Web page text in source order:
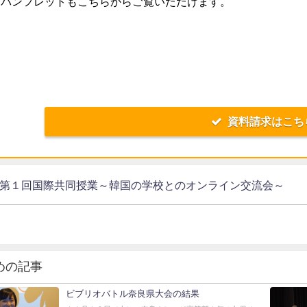
資料請求はこち
１回国際共同授業～韓国の学校とのオンライン交流会～
の記事
ビブリオバトル奈良県大会の結果